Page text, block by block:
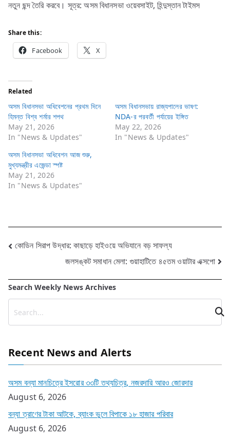
নতুন ছন্দ তৈরি করবে। সূত্র: অসম বিধানসভা ওয়েবসাইট, হিন্দুস্তান টাইমস
Share this:
Facebook X
Related
অসম বিধানসভা অধিবেশনের প্রথম দিনে
হিমন্ত বিশ্ব শর্মার শপথ
May 21, 2026
In "News & Updates"
অসম বিধানসভায় রাজ্যপালের ভাষণ:
NDA-র পরবর্তী পর্যায়ের ইঙ্গিত
May 22, 2026
In "News & Updates"
অসম বিধানসভা অধিবেশন আজ শুরু,
মুখ্যমন্ত্রীর এজেন্ডা স্পষ্ট
May 21, 2026
In "News & Updates"
Post
navigation
কোডিন সিরাপ উদ্ধার: কাছাড়ে হাইওয়ে অভিযানে বড় সাফল্য
জলসঙ্কট সমাধান মেলা: গুয়াহাটিতে ৪৫তম ওয়াটার এক্সপো
Search Weekly News Archives
Recent News and Alerts
অসম বন্যা মানচিত্রে ইসরোর ৩৩টি তথ্যচিত্র, নজরদারি আরও জোরদার
August 6, 2026
বন্যা ত্রাণের টাকা আটকে, ব্যাংক ভুলে বিপাকে ১৮ হাজার পরিবার
August 6, 2026